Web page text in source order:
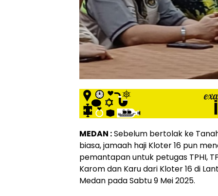
MEDAN :Sebelum bertolak ke
biasa, jamaah haji Kloter 16 pun
pemantapan untuk petugas TPHI,
Karom dan Karu dari Kloter 16 di
Medan pada Sabtu 9 Mei 2025.